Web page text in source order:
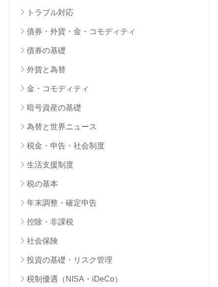
トラブル対応
債券・外貨・金・コモディティ
債券の基礎
外貨と為替
金・コモディティ
暗号資産の基礎
為替と世界ニュース
税金・申告・社会制度
生活支援制度
税の基本
年末調整・確定申告
控除・非課税
社会保険
投資の基礎・リスク管理
税制優遇（NISA・iDeCo）